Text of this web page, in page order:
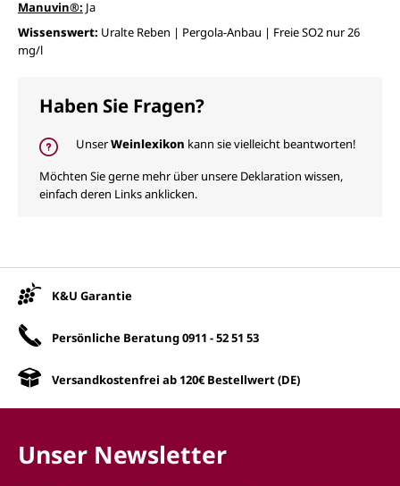
Manuvin®: Ja
Wissenswert: Uralte Reben | Pergola-Anbau | Freie SO2 nur 26
mg/l
Haben Sie Fragen?
UnserWeinlexikon kann sie vielleicht beantworten!
Möchten Sie gerne mehr über unsere Deklaration wissen,
einfach deren Links anklicken.
K&U Garantie
Persönliche Beratung0911 - 52 51 53
Versandkostenfrei ab 120€ Bestellwert (DE)
Unser Newsletter